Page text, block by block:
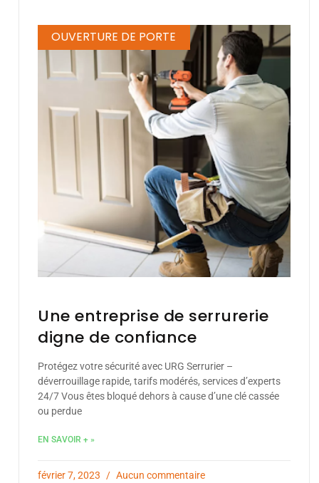
OUVERTURE DE PORTE
Une entreprise de serrurerie
digne de confiance
Protégez votre sécurité avec URG Serrurier –
déverrouillage rapide, tarifs modérés, services d’experts
24/7 Vous êtes bloqué dehors à cause d’une clé cassée
ou perdue
EN SAVOIR + »
février 7, 2023 Aucun commentaire